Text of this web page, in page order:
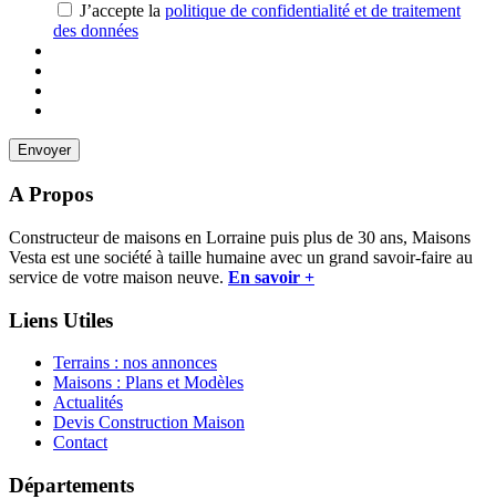
J’accepte la politique de confidentialité et de traitement
des données
A Propos
Constructeur de maisons en Lorraine puis plus de 30 ans, Maisons
Vesta est une société à taille humaine avec un grand savoir-faire au
service de votre maison neuve. En savoir +
Liens Utiles
Terrains : nos annonces
Maisons : Plans et Modèles
Actualités
Devis Construction Maison
Contact
Départements